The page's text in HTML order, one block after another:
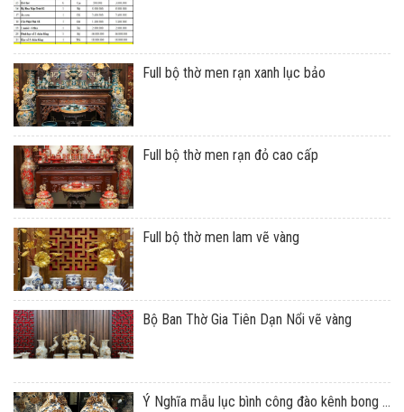
Full bộ thờ men rạn xanh lục bảo
Full bộ thờ men rạn đỏ cao cấp
Full bộ thờ men lam vẽ vàng
Bộ Ban Thờ Gia Tiên Dạn Nổi vẽ vàng
Ý Nghĩa mẫu lục bình công đào kênh bong ...